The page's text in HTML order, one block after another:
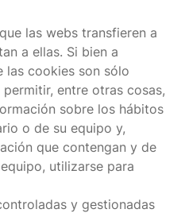
las webs transfieren a
a ellas. Si bien a
las cookies son sólo
entre otras cosas,
sobre los hábitos
o de su equipo y,
que contengan y de
utilizarse para
y gestionadas